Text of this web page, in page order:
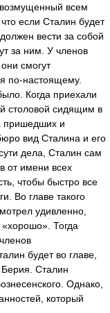
всем
если Сталин будет
вести за собой
за ним. У членов
смогут
по-настоящему.
Когда приехали
столовой сидящим в
пришедших и
вид Сталина и его
дела, Сталин сам
от имени всех
чтобы быстро все
Во главе такого
удивленно,
«хорошо». Тогда
будет во главе,
Сталин
Однако,
который